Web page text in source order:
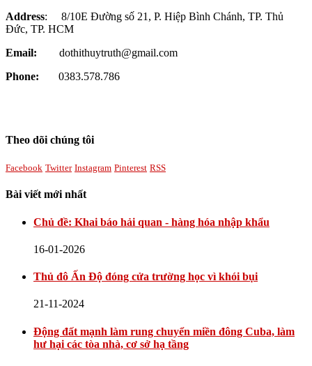
Address: 8/10E Đường số 21, P. Hiệp Bình Chánh, TP. Thủ
Đức, TP. HCM
Email: dothithuytruth@gmail.com
Phone: 0383.578.786
Theo dõi chúng tôi
Facebook Twitter Instagram Pinterest RSS
Bài viết mới nhất
Chủ đề: Khai báo hải quan - hàng hóa nhập khẩu
16-01-2026
Thủ đô Ấn Độ đóng cửa trường học vì khói bụi
21-11-2024
Động đất mạnh làm rung chuyển miền đông Cuba, làm
hư hại các tòa nhà, cơ sở hạ tầng